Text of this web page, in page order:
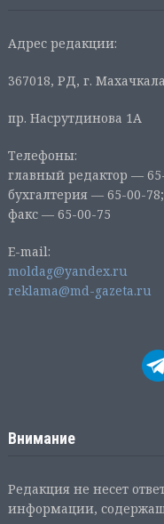
Адрес редакции:
367018, РД, г.
пр. Насрутдинова 1А
Телефоны:
главный редактор —
бухгалтерия — 65-00-78;
факс — 65-00-75
E-mail:
moldag@yandex.ru
reklama@md-gazeta.ru
Внимание
Редакция не несет
информации,